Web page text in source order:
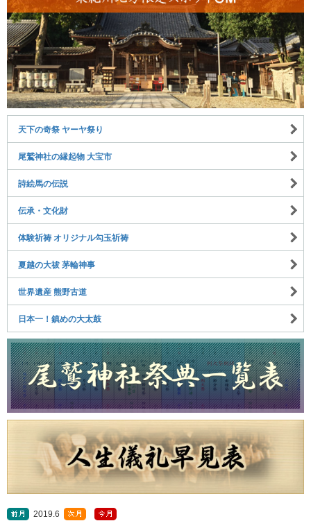
天下の奇祭 ヤーヤ祭り
尾鷲神社の縁起物 大宝市
詩絵馬の伝説
伝承・文化財
体験祈祷 オリジナル勾玉祈祷
夏越の大祓 茅輪神事
世界遺産 熊野古道
日本一！鎮めの大太鼓
2019.6